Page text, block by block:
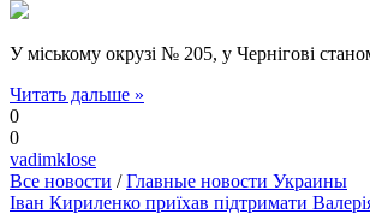
У міському окрузі № 205, у Чернігові
Читать дальше »
0
0
vadimklose
Все новости /Главные новости Украины
Іван Кириленко приїхав підтримати